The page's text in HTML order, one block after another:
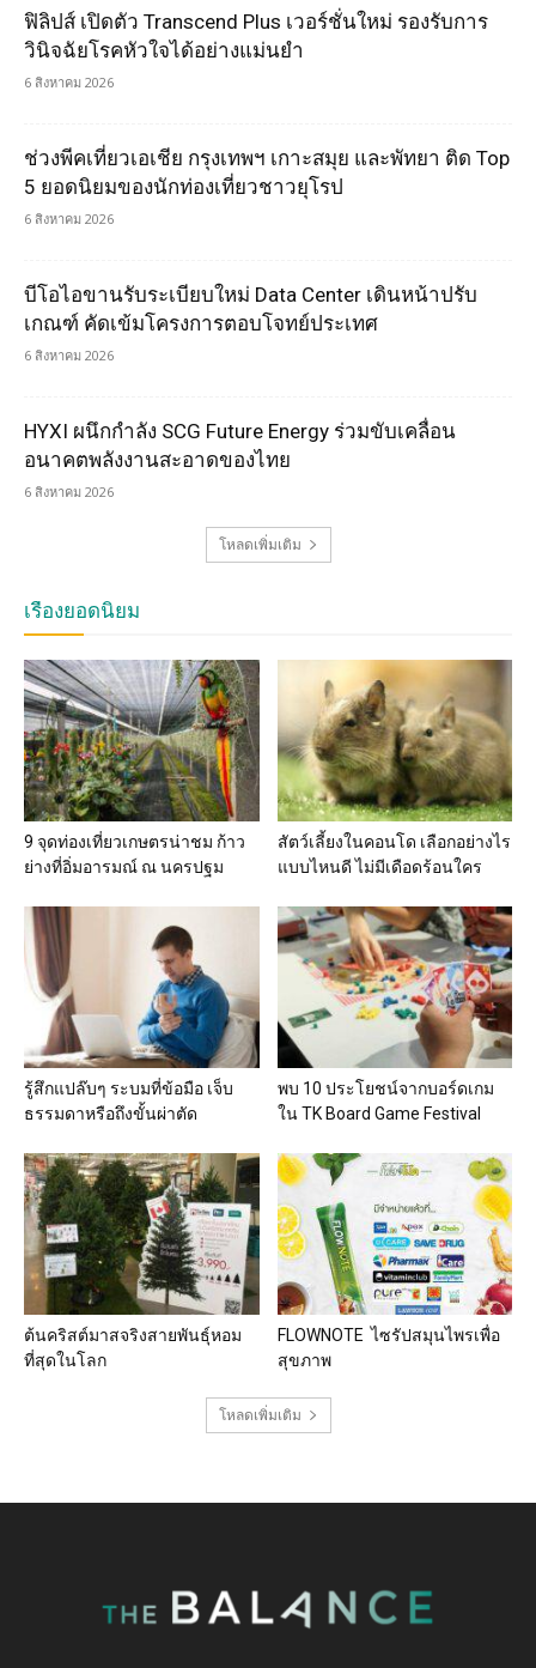
ฟิลิปส์ เปิดตัว Transcend Plus เวอร์ชั่นใหม่ รองรับการ
วินิจฉัยโรคหัวใจได้อย่างแม่นยำ
6 สิงหาคม 2026
ช่วงพีคเที่ยวเอเชีย กรุงเทพฯ เกาะสมุย และพัทยา ติด Top
5 ยอดนิยมของนักท่องเที่ยวชาวยุโรป
6 สิงหาคม 2026
บีโอไอขานรับระเบียบใหม่ Data Center เดินหน้าปรับ
เกณฑ์ คัดเข้มโครงการตอบโจทย์ประเทศ
6 สิงหาคม 2026
HYXI ผนึกกำลัง SCG Future Energy ร่วมขับเคลื่อน
อนาคตพลังงานสะอาดของไทย
6 สิงหาคม 2026
โหลดเพิ่มเติม
เรื่องยอดนิยม
9 จุดท่องเที่ยวเกษตรน่าชม ก้าว
ย่างที่อิ่มอารมณ์ ณ นครปฐม
สัตว์เลี้ยงในคอนโด เลือกอย่างไร
แบบไหนดี ไม่มีเดือดร้อนใคร
รู้สึกแปล๊บๆ ระบมที่ข้อมือ เจ็บ
ธรรมดาหรือถึงขั้นผ่าตัด
พบ 10 ประโยชน์จากบอร์ดเกม
ใน TK Board Game Festival
ต้นคริสต์มาสจริงสายพันธุ์หอม
ที่สุดในโลก
FLOWNOTE ไซรัปสมุนไพรเพื่อ
สุขภาพ
โหลดเพิ่มเติม